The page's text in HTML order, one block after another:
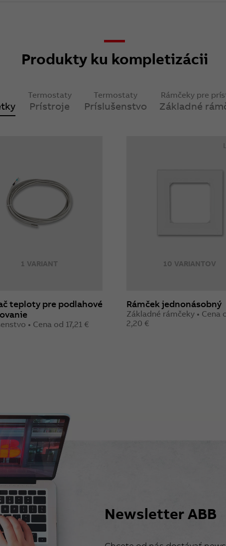
Produkty ku kompletizácii
Termostaty
Prístroje
Termostaty
Príslušenstvo
Rámčeky pre
Základné
1 VARIANT
teploty pre podlahové
• Cena od 17,21 €
10 VARIANTOV
Rámček jednonásobný
Základné rámčeky • Cena
2,20 €
Newsletter ABB